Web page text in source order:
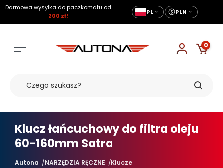
Darmowa wysyłka do paczkomatu od
200 zł!
PL PLN
0
Klucz łańcuchowy do filtra oleju
60-160mm Satra
Autona NARZĘDZIA RĘCZNE Klucze